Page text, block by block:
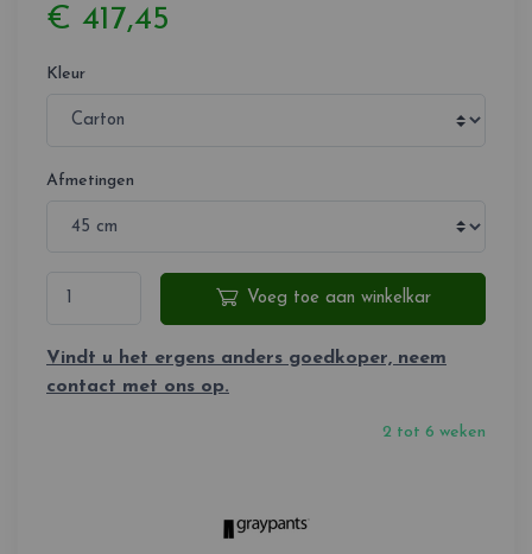
€ 417,45
Kleur
Afmetingen
Voeg toe aan winkelkar
Vindt u het ergens anders goedkoper, neem
contact met ons op.
2 tot 6 weken